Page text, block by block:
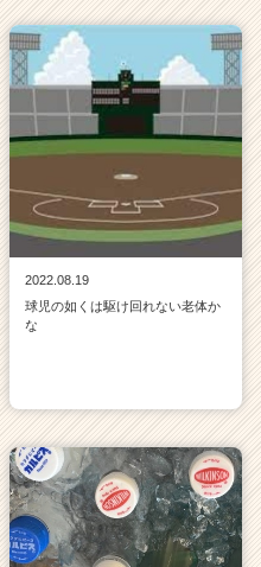
2022.08.19
球児の如くは駆け回れない老体か
な